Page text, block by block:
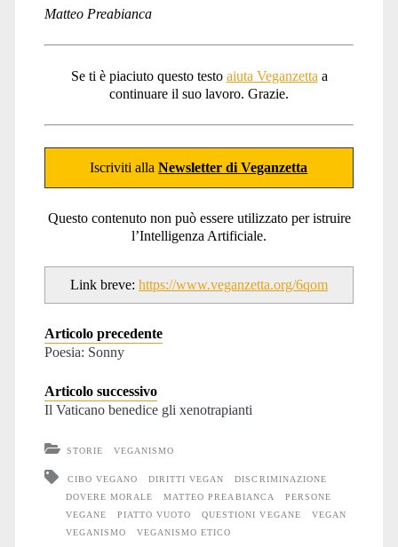
Matteo Preabianca
Se ti è piaciuto questo testo aiuta Veganzetta a
continuare il suo lavoro. Grazie.
Iscriviti allaNewsletter di Veganzetta
Questo contenuto non può essere utilizzato per istruire
l’Intelligenza Artificiale.
Link breve: https://www.veganzetta.org/6qom
Articolo precedente
Poesia: Sonny
Articolo successivo
Il Vaticano benedice gli xenotrapianti
STORIE VEGANISMO
CIBO VEGANO DIRITTI VEGAN
DISCRIMINAZIONE
DOVERE MORALE
MATTEO PREABIANCA
PERSONE
VEGANE
PIATTO VUOTO QUESTIONI VEGANE
VEGAN
VEGANISMO
VEGANISMO ETICO